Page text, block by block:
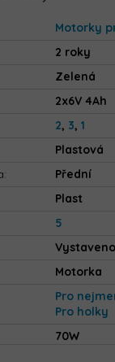
Motorky
2 roky
Zelená
2x6V 4Ah
2, 3, 1
Plastová
:
Přední
Plast
5
Vystaveno
Motorka
Pro
Pro holky
70W